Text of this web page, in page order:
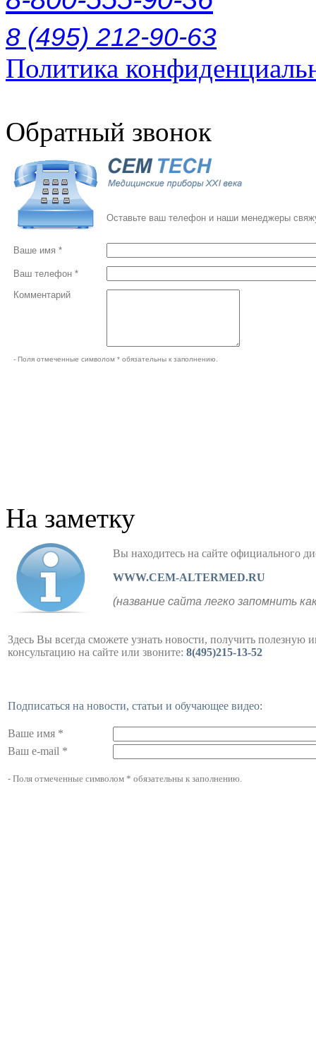
8 (495) 212-90-63
Политика
Обратный звонок
Оставьте ваш телефон и наши менеджеры
Ваше имя *
Ваш телефон *
Комментарий
- Поля отмеченные символом * обязательны к заполнению.
На заметку
Вы находитесь на сайте
WWW.CEM-ALTERMED.RU
(название сайта легко запомнить
Здесь Вы всегда сможете узнать новости, получить
консультацию на сайте или звоните: 8(495)215-13-52
Подписаться на новости, статьи и обучающее видео:
Ваше имя *
Ваш e-mail *
- Поля отмеченные символом * обязательны к заполнению.